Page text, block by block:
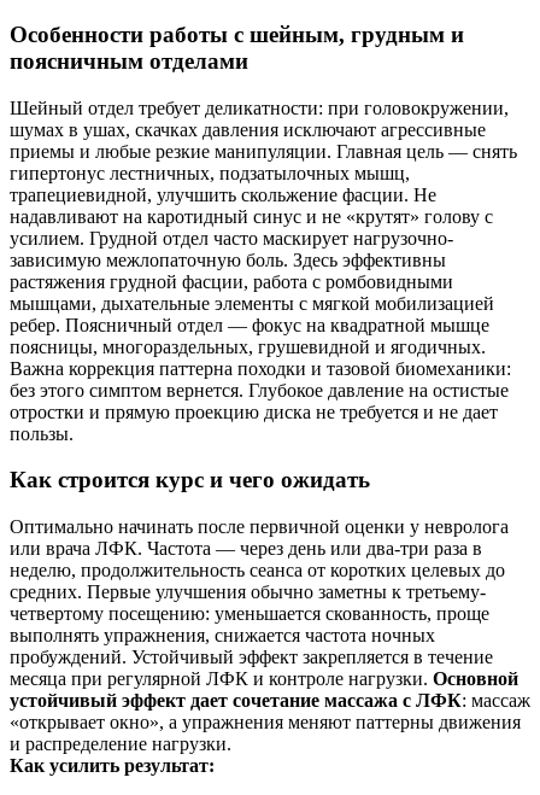
Особенности работы с шейным, грудным и
поясничным отделами
Шейный отдел требует деликатности: при головокружении,
шумах в ушах, скачках давления исключают агрессивные
приемы и любые резкие манипуляции. Главная цель — снять
гипертонус лестничных, подзатылочных мышц,
трапециевидной, улучшить скольжение фасции. Не
надавливают на каротидный синус и не «крутят» голову с
усилием. Грудной отдел часто маскирует нагрузочно-
зависимую межлопаточную боль. Здесь эффективны
растяжения грудной фасции, работа с ромбовидными
мышцами, дыхательные элементы с мягкой мобилизацией
ребер. Поясничный отдел — фокус на квадратной мышце
поясницы, многораздельных, грушевидной и ягодичных.
Важна коррекция паттерна походки и тазовой биомеханики:
без этого симптом вернется. Глубокое давление на остистые
отростки и прямую проекцию диска не требуется и не дает
пользы.
Как строится курс и чего ожидать
Оптимально начинать после первичной оценки у невролога
или врача ЛФК. Частота — через день или два-три раза в
неделю, продолжительность сеанса от коротких целевых до
средних. Первые улучшения обычно заметны к третьему-
четвертому посещению: уменьшается скованность, проще
выполнять упражнения, снижается частота ночных
пробуждений. Устойчивый эффект закрепляется в течение
месяца при регулярной ЛФК и контроле нагрузки. Основной
устойчивый эффект дает сочетание массажа с ЛФК: массаж
«открывает окно», а упражнения меняют паттерны движения
и распределение нагрузки.
Как усилить результат: